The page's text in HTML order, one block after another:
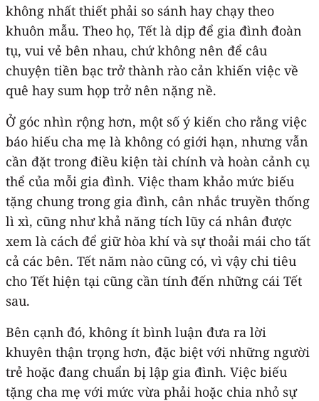
không nhất thiết phải so sánh hay chạy theo
khuôn mẫu. Theo họ, Tết là dịp để gia đình đoàn
tụ, vui vẻ bên nhau, chứ không nên để câu
chuyện tiền bạc trở thành rào cản khiến việc về
quê hay sum họp trở nên nặng nề.
Ở góc nhìn rộng hơn, một số ý kiến cho rằng việc
báo hiếu cha mẹ là không có giới hạn, nhưng vẫn
cần đặt trong điều kiện tài chính và hoàn cảnh cụ
thể của mỗi gia đình. Việc tham khảo mức biếu
tặng chung trong gia đình, cân nhắc truyền thống
lì xì, cũng như khả năng tích lũy cá nhân được
xem là cách để giữ hòa khí và sự thoải mái cho tất
cả các bên. Tết năm nào cũng có, vì vậy chi tiêu
cho Tết hiện tại cũng cần tính đến những cái Tết
sau.
Bên cạnh đó, không ít bình luận đưa ra lời
khuyên thận trọng hơn, đặc biệt với những người
trẻ hoặc đang chuẩn bị lập gia đình. Việc biếu
tặng cha mẹ với mức vừa phải hoặc chia nhỏ sự